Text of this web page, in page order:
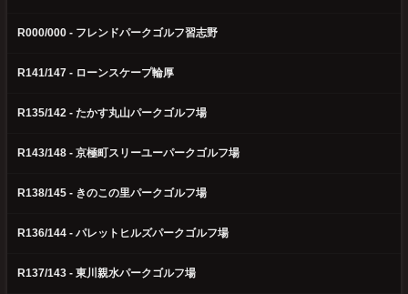
R000/000 - フレンドパークゴルフ習志野
R141/147 - ローンスケープ輪厚
R135/142 - たかす丸山パークゴルフ場
R143/148 - 京極町スリーユーパークゴルフ場
R138/145 - きのこの里パークゴルフ場
R136/144 - パレットヒルズパークゴルフ場
R137/143 - 東川親水パークゴルフ場